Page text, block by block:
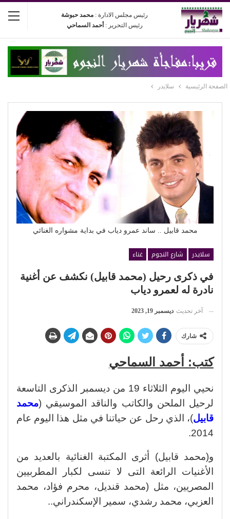
رئيس مجلس الادارة : محمد حبوشة
رئيس التحرير : أحمد السماحي
الصفحة الرئيسية سلايدر
محمد قابيل .. ساند عمرو دياب في بداية مشواره الغنائي
سلايدر شارع النجوم
غناء
في ذكرى رحيل (محمد قابيل) نكشف عن أغنية
نادرة له لعمرو دياب
آخر تحديث ديسمبر 19, 2023
شارك
كتب: أحمد السماحي
نحيي اليوم الثلاثاء 19 من ديسمبر الذكرى التاسعة
لرحيل الملحن والكاتب والناقد الموسيقي (محمد
قابيل)، الذي رحل عن حياتنا في مثل هذا اليوم عام
2014.
و(محمد قابيل) أثرى المكتبة الغنائية بالعديد من
الأغنيات الرائعة التى لا تنسى لكبار المطربيين
المصريين، مثل (محمد قنديل، محرم فؤاد، محمد
العزبي، محمد رشدي، سمير الإسكندراني..